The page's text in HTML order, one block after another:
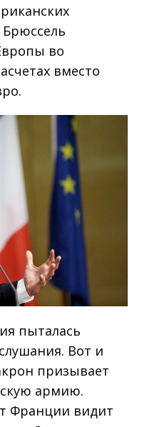
во
вместо
пыталась
Вот и
призывает
армию.
Франции видит